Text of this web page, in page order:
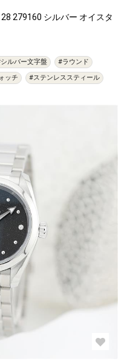
279160 シルバー オイスタ
ルバー文字盤
#ラウンド
ッチ
#ステンレススティール